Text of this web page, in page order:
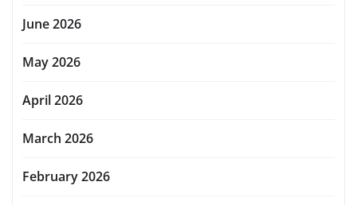
June 2026
May 2026
April 2026
March 2026
February 2026